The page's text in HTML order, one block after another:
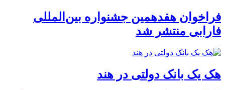
فراخوان هفدهمین جشنواره بین‌المللی
فارابی منتشر شد
هک یک بانک دولتی در هند